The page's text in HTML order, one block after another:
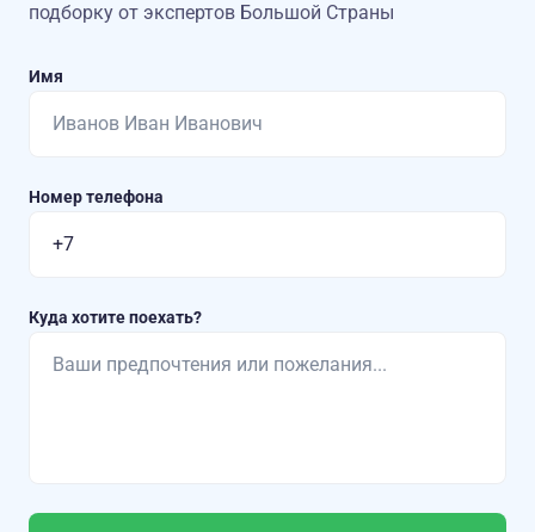
подборку от экспертов Большой Страны
Имя
Номер телефона
Куда хотите поехать?